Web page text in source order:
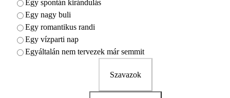
Egy spontán kirándulás
Egy nagy buli
Egy romantikus randi
Egy vízparti nap
Egyáltalán nem tervezek már semmit
Szavazok